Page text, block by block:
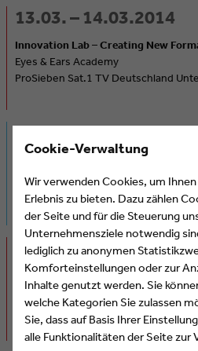
13.03. – 14.03.2014
Innovation Lab – Creating New
Eyes & Ears Academy
ProSieben Sat.1 TV Deutschland
12.05.2014
Eyes & Ears Conference 2014
Capture Your Audience
COMEDIA Theater Köln
22.05. – 23.05.2014
Basics für On- & Off-Air Texte
Eyes & Ears Academy
München
Cookie-Verwaltung
Wir verwenden Cookies, um
Erlebnis zu bieten. Dazu zählen
der Seite und für die Steuerung
Unternehmensziele notwendig
lediglich zu anonymen
Komforteinstellungen oder zur
Inhalte genutzt werden. Sie
welche Kategorien Sie zulassen
Sie, dass auf Basis Ihrer
alle Funktionalitäten der Seite zur